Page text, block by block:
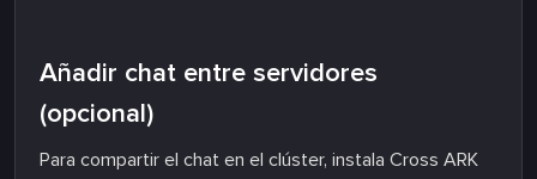
Añadir chat entre servidores
(opcional)
Para compartir el chat en el clúster, instala Cross ARK